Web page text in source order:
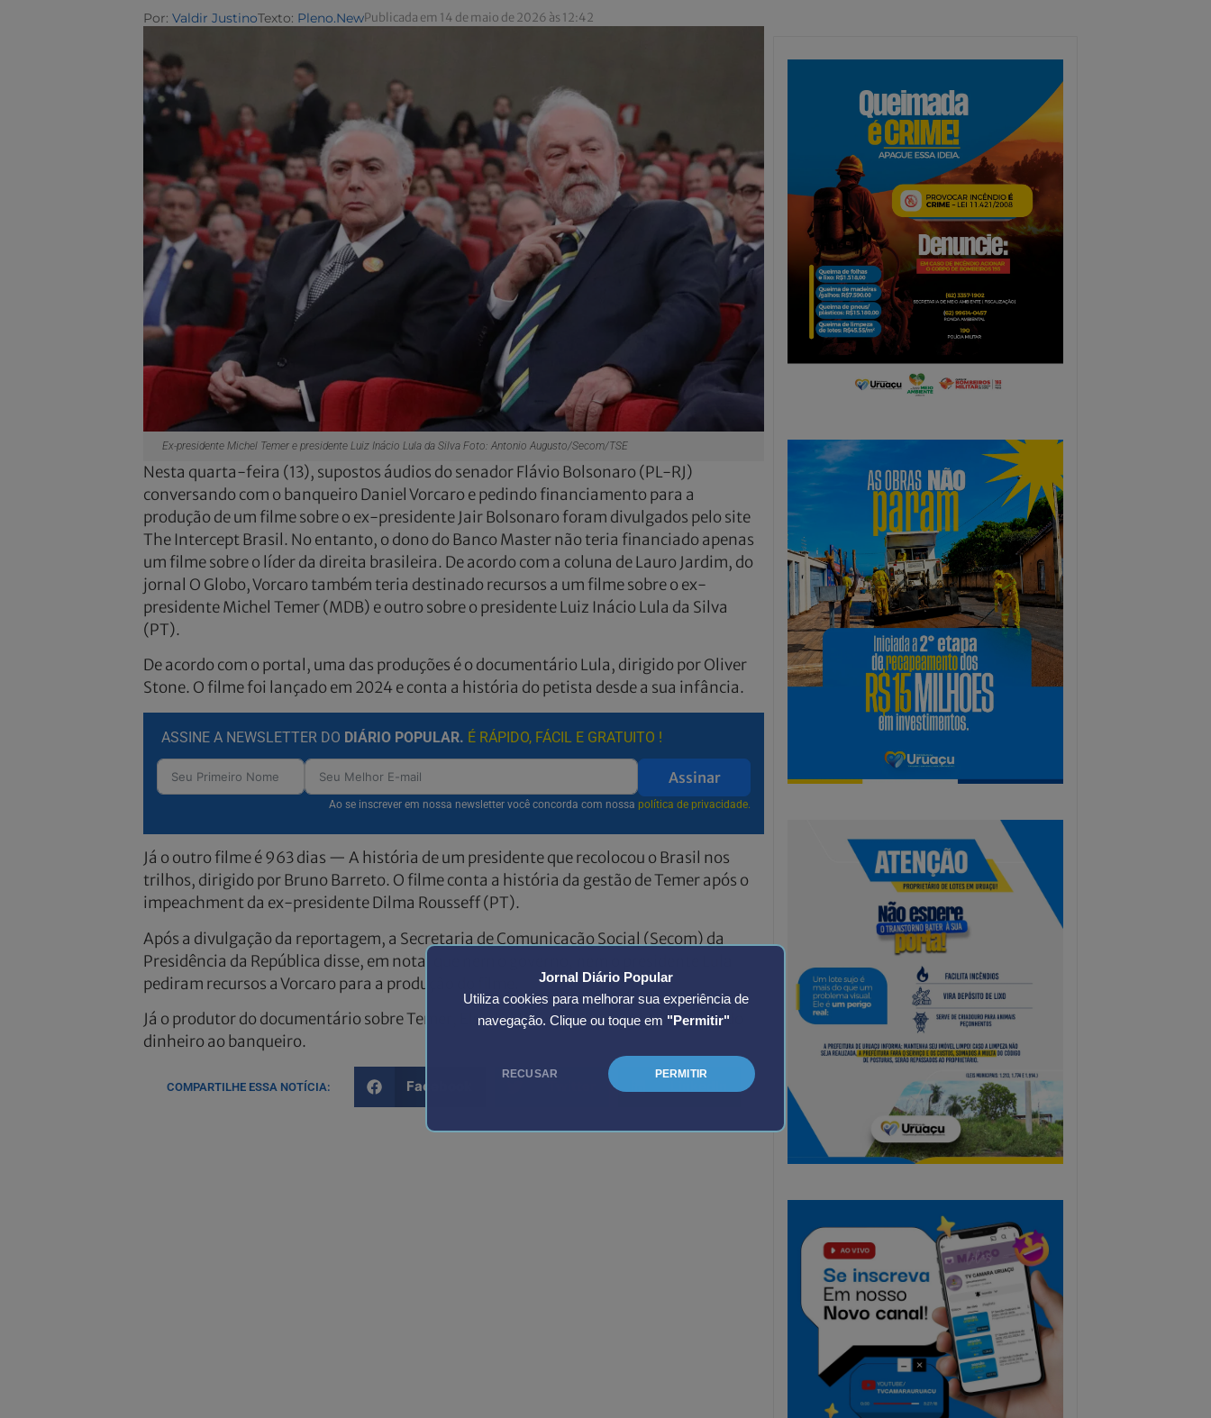
Jornal Diário Popular
Utiliza cookies para melhorar sua experiência de
navegação. Clique ou toque em "Permitir"
RECUSAR PERMITIR
Por: Valdir JustinoTexto: Pleno.NewPublicada em 14 de maio de 2026 às 12:42
Ex-presidente Michel Temer e presidente Luiz Inácio Lula da Silva Foto: Antonio Augusto/Secom/TSE
Nesta quarta-feira (13), supostos áudios do senador Flávio Bolsonaro (PL-RJ)
conversando com o banqueiro Daniel Vorcaro e pedindo financiamento para a
produção de um filme sobre o ex-presidente Jair Bolsonaro foram divulgados pelo site
The Intercept Brasil. No entanto, o dono do Banco Master não teria financiado apenas
um filme sobre o líder da direita brasileira. De acordo com a coluna de Lauro Jardim, do
jornal O Globo, Vorcaro também teria destinado recursos a um filme sobre o ex-
presidente Michel Temer (MDB) e outro sobre o presidente Luiz Inácio Lula da Silva
(PT).
De acordo com o portal, uma das produções é o documentário Lula, dirigido por Oliver
Stone. O filme foi lançado em 2024 e conta a história do petista desde a sua infância.
ASSINE A NEWSLETTER DO DIÁRIO POPULAR. É RÁPIDO, FÁCIL E GRATUITO !
Assinar
Ao se inscrever em nossa newsletter você concorda com nossa política de privacidade.
Já o outro filme é 963 dias — A história de um presidente que recolocou o Brasil nos
trilhos, dirigido por Bruno Barreto. O filme conta a história da gestão de Temer após o
impeachment da ex-presidente Dilma Rousseff (PT).
Após a divulgação da reportagem, a Secretaria de Comunicação Social (Secom) da
Presidência da República disse, em nota, que nem o governo, nem o presidente Lula
pediram recursos a Vorcaro para a produção do filme.
Já o produtor do documentário sobre Temer, Elsinho Mouco, negou que tenha pedido
dinheiro ao banqueiro.
COMPARTILHE ESSA NOTÍCIA: Facebook